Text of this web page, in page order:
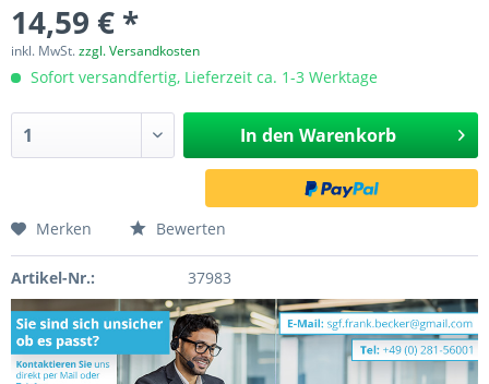
14,59 € *
inkl. MwSt.zzgl. Versandkosten
Sofort versandfertig, Lieferzeit ca. 1-3 Werktage
In den Warenkorb
Merken Bewerten
Artikel-Nr.: 37983